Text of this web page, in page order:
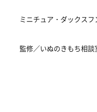
ミニチュア・ダックス
監修／いぬのきもち相